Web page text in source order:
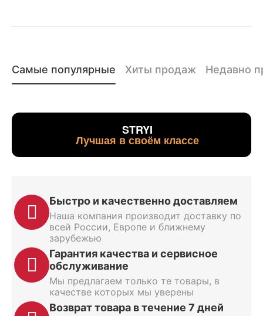
Самые популярные Хиты продаж Недавно
STRYI
Лучшая в своём классе
Быстро и качественно доставляем
Наша компания производит доставку по
всей России, Европе и ближнему
зарубежью
Гарантия качества и сервисное
обслуживание
Мы предлагаем только те товары, в
качестве которых мы уверены
Возврат товара в течение 7 дней